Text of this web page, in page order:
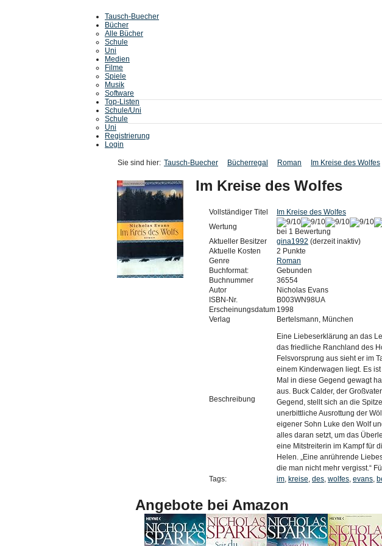
Tausch-Buecher
Bücher
Alle Bücher
Schule
Uni
Medien
Filme
Spiele
Musik
Software
Top-Listen
Schule/Uni
Schule
Uni
Registrierung
Login
Sie sind hier: Tausch-Buecher Bücherregal Roman Im Kreise des Wolfes
Im Kreise des Wolfes
Vollständiger Titel
Im Kreise des Wolfes
Wertung
bei 1 Bewertung
Aktueller Besitzer
gina1992 (derzeit inaktiv)
Aktuelle Kosten
2 Punkte
Genre
Roman
Buchformat:
Gebunden
Buchnummer
36554
Autor
Nicholas Evans
ISBN-Nr.
B003WN98UA
Erscheinungsdatum 1998
Verlag
Bertelsmann, München
Beschreibung
Eine Liebeserklärung an das
das friedliche Ranchland des
Felsvorsprung aus sieht er im
einem Kinderwagen liegt. Es
Mal in diese Gegend gewagt
aus. Buck Calder, der
Gegend, stellt sich an die
unerbittliche Ausrottung der
eigener Sohn Luke den Wolf
alles daran setzt, um das
eine Mitstreiterin im Kampf für
Helen. „Eine anrührende
die man nicht mehr vergisst.“
Tags:
im, kreise, des, wolfes, evans,
Angebote bei Amazon